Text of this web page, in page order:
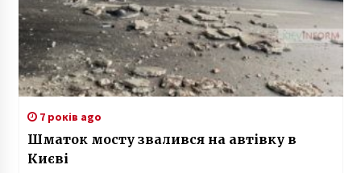
7 років ago
Шматок мосту звалився на автівку в
Києві